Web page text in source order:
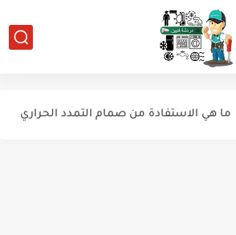
اعطال تكييف هواء ميديا
ما هي الاستفادة من صمام التمدد الحراري